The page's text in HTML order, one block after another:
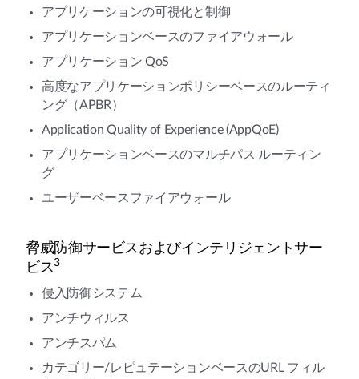
アプリケーションの可視化と制御
アプリケーションベースのファイアウォール
アプリケーション QoS
高度なアプリケーションポリシーベースのルーティ
ング（APBR）
Application Quality of Experience (AppQoE)
アプリケーションベースのマルチパス ルーティン
グ
ユーザーベースファイアウォール
脅威防御サービスおよびインテリジェントサー
ビス3
侵入防御システム
アンチウィルス
アンチスパム
カテゴリー/レピュテーションベースのURL フィル